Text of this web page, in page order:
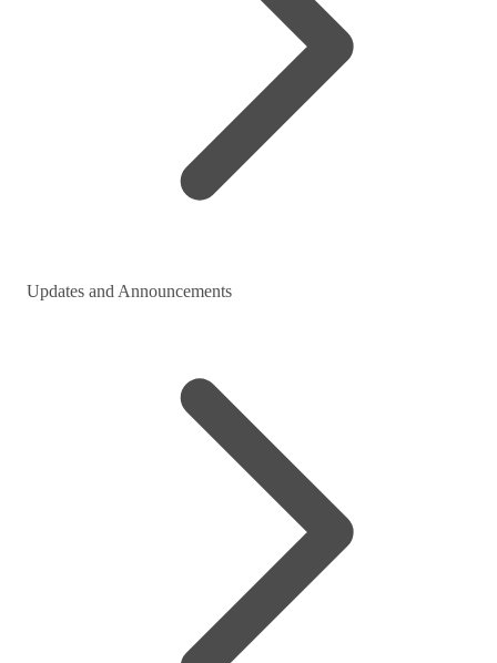
Updates and Announcements